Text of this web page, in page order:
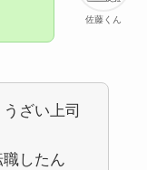
佐藤くん
ざい上司
したん